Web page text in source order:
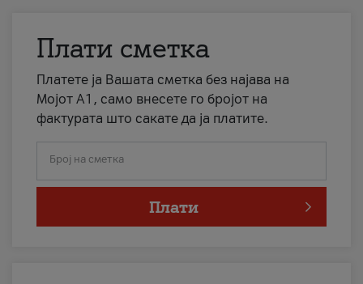
Плати сметка
Платете ја Вашата сметка без најава на
Мојот А1, само внесете го бројот на
фактурата што сакате да ја платите.
Број на сметка
Плати